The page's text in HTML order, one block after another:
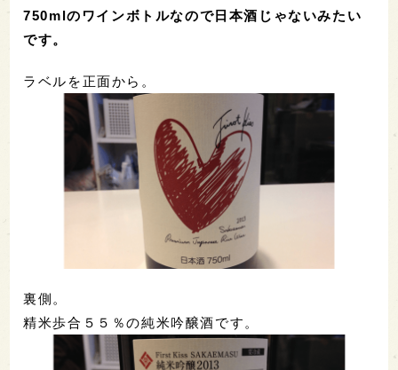
750mlのワインボトルなので日本酒じゃないみたい
です。
ラベルを正面から。
裏側。
精米歩合５５％の純米吟醸酒です。